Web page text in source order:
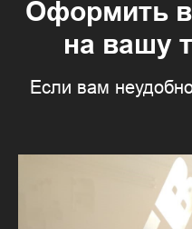
Оформить
на вашу
Если вам